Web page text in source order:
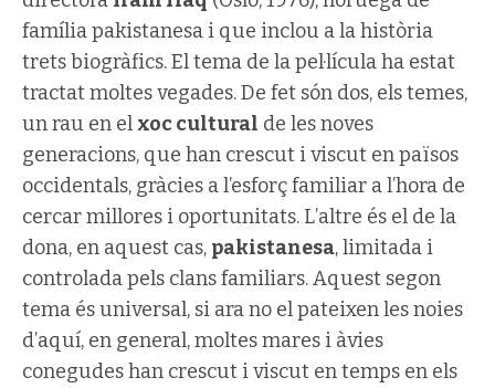
família pakistanesa i que inclou a la història
trets biogràfics. El tema de la pel·lícula ha estat
tractat moltes vegades. De fet són dos, els temes,
un rau en elxoc cultural de les noves
generacions, que han crescut i viscut en països
occidentals, gràcies a l’esforç familiar a l’hora de
cercar millores i oportunitats. L’altre és el de la
dona, en aquest cas, pakistanesa, limitada i
controlada pels clans familiars. Aquest segon
tema és universal, si ara no el pateixen les noies
d’aquí, en general, moltes mares i àvies
conegudes han crescut i viscut en temps en els